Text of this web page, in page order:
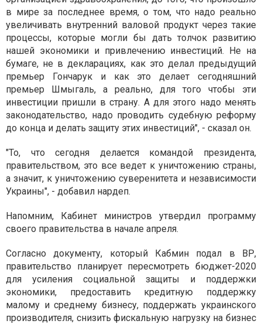
в мире за последнее время, о том, что надо реально
увеличивать внутренний валовой продукт через такие
процессы, которые могли бы дать толчок развитию
нашей экономики и привлечению инвестиций. Не на
бумаге, не в декларациях, как это делал предыдущий
премьер Гончарук и как это делает сегодняшний
премьер Шмыгаль, а реально, для того чтобы эти
инвестиции пришли в страну. А для этого надо менять
законодательство, надо проводить судебную реформу
до конца и делать защиту этих инвестиций", - сказал он.
"То, что сегодня делается командой президента,
правительством, это все ведет к уничтожению страны,
а значит, к уничтожению суверенитета и независимости
Украины", - добавил нардеп.
Напомним, Кабинет министров утвердил программу
своего правительства в начале апреля.
Согласно документу, который Кабмин подал в ВР,
правительство планирует пересмотреть бюджет-2020
для усиления социальной защиты и поддержки
экономики, предоставить кредитную поддержку
малому и среднему бизнесу, поддержать украинского
производителя, снизить фискальную нагрузку на бизнес